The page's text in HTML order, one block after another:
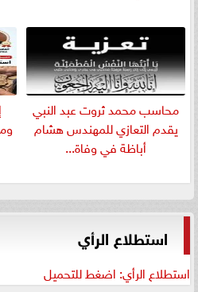
​محاسب محمد ثروت عبد النبي
يقدم التعازي للمهندس هشام
أباظة في وفاة...
استطلاع الرأي
استطلاع الرأي: اضغط للتحميل